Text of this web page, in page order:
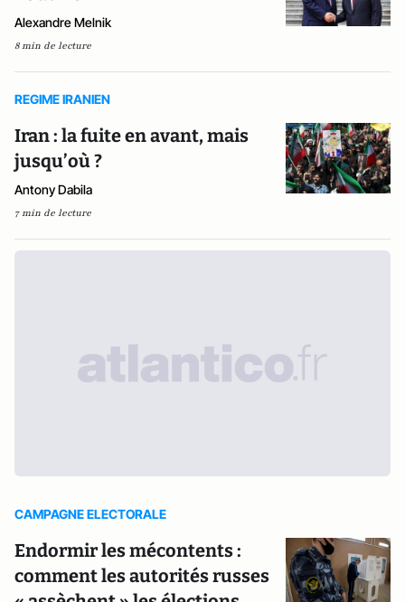
Alexandre Melnik
8 min de lecture
REGIME IRANIEN
Iran : la fuite en avant, mais
jusqu’où ?
Antony Dabila
7 min de lecture
CAMPAGNE ELECTORALE
Endormir les mécontents :
comment les autorités russes